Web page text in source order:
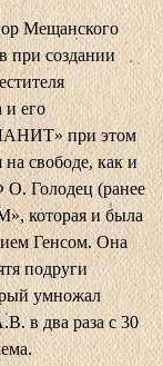
Мещанского
при создании
его
при этом
свободе, как и
Голодец (ранее
которая и была
Генсом. Она
подруги
умножал
в два раза с 30